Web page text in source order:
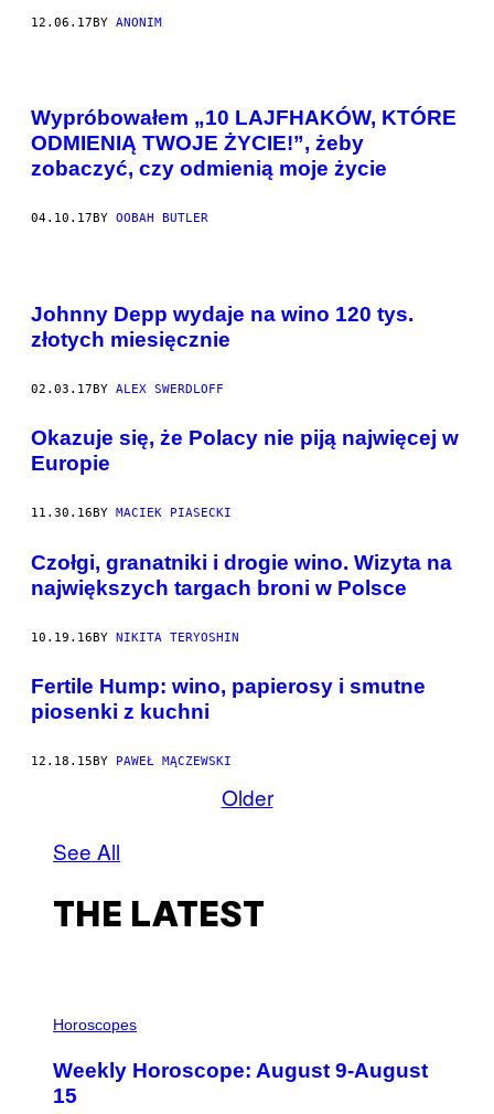
12.06.17BY ANONIM
Wypróbowałem „10 LAJFHAKÓW, KTÓRE
ODMIENIĄ TWOJE ŻYCIE!”, żeby
zobaczyć, czy odmienią moje życie
04.10.17 BY OOBAH BUTLER
Johnny Depp wydaje na wino 120 tys.
złotych miesięcznie
02.03.17BY ALEX SWERDLOFF
Okazuje się, że Polacy nie piją najwięcej w
Europie
11.30.16 BY MACIEK PIASECKI
Czołgi, granatniki i drogie wino. Wizyta na
największych targach broni w Polsce
10.19.16BY NIKITA TERYOSHIN
​Fertile Hump: wino, papierosy i smutne
piosenki z kuchni
12.18.15 BY PAWEŁ MĄCZEWSKI
Older
See All
THE LATEST
L
S
T
R
Horoscopes
Weekly Horoscope: August 9-August
15